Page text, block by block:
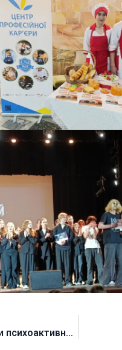
Круглий стіл “Профілактика вживання неповнолітними психоактивних речовин – психосоціальні аспекти”